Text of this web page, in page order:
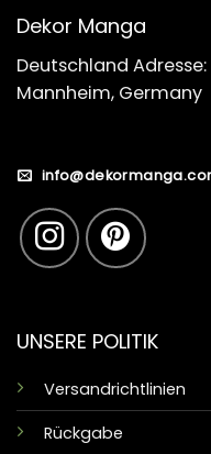
Dekor Manga
Deutschland
Mannheim, Germany
UNSERE POLITIK
Versandrichtlinien
Rückgabe